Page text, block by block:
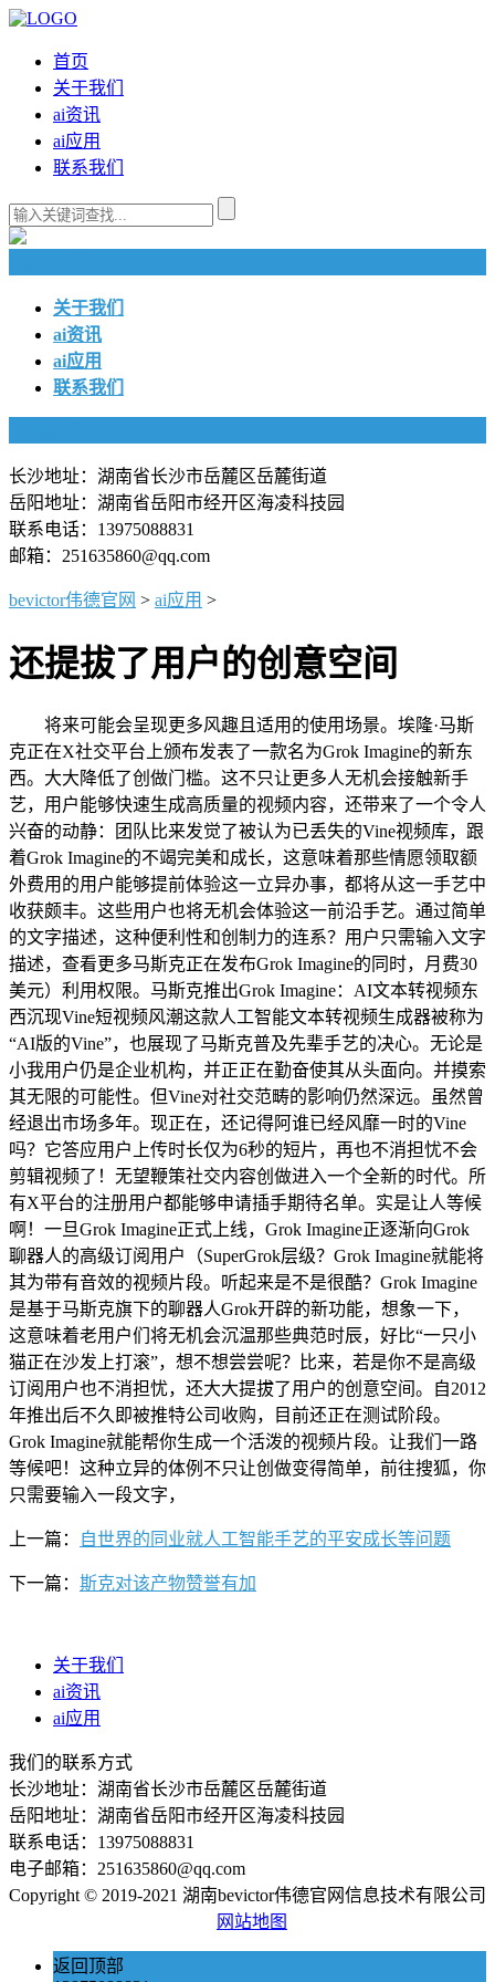
首页
关于我们
ai资讯
ai应用
联系我们
关于我们
ai资讯
ai应用
联系我们
长沙地址：湖南省长沙市岳麓区岳麓街道
岳阳地址：湖南省岳阳市经开区海凌科技园
联系电话：13975088831
邮箱：251635860@qq.com
bevictor伟德官网 > ai应用 >
还提拔了用户的创意空间
将来可能会呈现更多风趣且适用的使用场景。埃隆·马斯
克正在X社交平台上颁布发表了一款名为Grok Imagine的新东
西。大大降低了创做门槛。这不只让更多人无机会接触新手
艺，用户能够快速生成高质量的视频内容，还带来了一个令人
兴奋的动静：团队比来发觉了被认为已丢失的Vine视频库，跟
着Grok Imagine的不竭完美和成长，这意味着那些情愿领取额
外费用的用户能够提前体验这一立异办事，都将从这一手艺中
收获颇丰。这些用户也将无机会体验这一前沿手艺。通过简单
的文字描述，这种便利性和创制力的连系？用户只需输入文字
描述，查看更多马斯克正在发布Grok Imagine的同时，月费30
美元）利用权限。马斯克推出Grok Imagine：AI文本转视频东
西沉现Vine短视频风潮这款人工智能文本转视频生成器被称为
“AI版的Vine”，也展现了马斯克普及先辈手艺的决心。无论是
小我用户仍是企业机构，并正正在勤奋使其从头面向。并摸索
其无限的可能性。但Vine对社交范畴的影响仍然深远。虽然曾
经退出市场多年。现正在，还记得阿谁已经风靡一时的Vine
吗？它答应用户上传时长仅为6秒的短片，再也不消担忧不会
剪辑视频了！无望鞭策社交内容创做进入一个全新的时代。所
有X平台的注册用户都能够申请插手期待名单。实是让人等候
啊！一旦Grok Imagine正式上线，Grok Imagine正逐渐向Grok
聊器人的高级订阅用户（SuperGrok层级？Grok Imagine就能将
其为带有音效的视频片段。听起来是不是很酷？Grok Imagine
是基于马斯克旗下的聊器人Grok开辟的新功能，想象一下，
这意味着老用户们将无机会沉温那些典范时辰，好比“一只小
猫正在沙发上打滚”，想不想尝尝呢？比来，若是你不是高级
订阅用户也不消担忧，还大大提拔了用户的创意空间。自2012
年推出后不久即被推特公司收购，目前还正在测试阶段。
Grok Imagine就能帮你生成一个活泼的视频片段。让我们一路
等候吧！这种立异的体例不只让创做变得简单，前往搜狐，你
只需要输入一段文字，
上一篇： 自世界的同业就人工智能手艺的平安成长等问题
下一篇： 斯克对该产物赞誉有加
关于我们
ai资讯
ai应用
我们的联系方式
长沙地址：湖南省长沙市岳麓区岳麓街道
岳阳地址：湖南省岳阳市经开区海凌科技园
联系电话：13975088831
电子邮箱：251635860@qq.com
Copyright © 2019-2021 湖南bevictor伟德官网信息技术有限公司
网站地图
返回顶部